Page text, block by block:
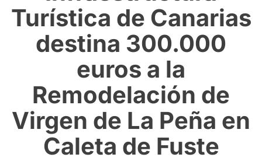
Turística de Canarias
destina 300.000
euros a la
Remodelación de
Virgen de La Peña en
Caleta de Fuste